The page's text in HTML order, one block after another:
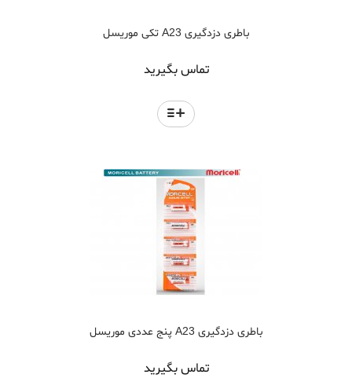
باطری دزدگیری A23 تکی موریسل
تماس بگیرید
باطری دزدگیری A23 پنج عددی موریسل
تماس بگیرید